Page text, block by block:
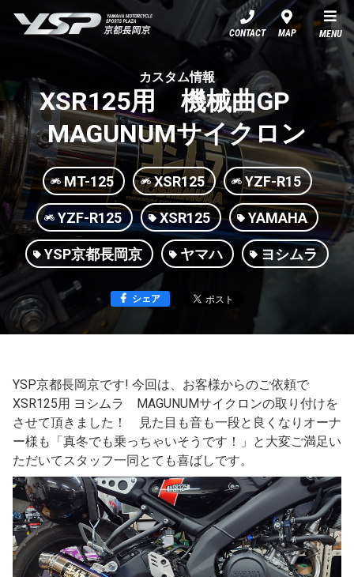
YSP京都長岡京
CONTACT MAP MENU
カスタム情報
XSR125用 機械曲GP
MAGUNUMサイクロン
MT-125 XSR125 YZF-R15
YZF-R125 XSR125 YAMAHA
YSP京都長岡京 ヤマハ ヨシムラ
シェア
YSP京都長岡京です! 今回は、お客様からのご依頼で
XSR125用 ヨシムラ MAGUNUMサイクロンの取り付けを
させて頂きました！ 見た目も音も一段と良くなりオーナ
ー様も「真冬でも乗っちゃいそうです！」と大変ご満足い
ただいてスタッフ一同とても喜ばしです。